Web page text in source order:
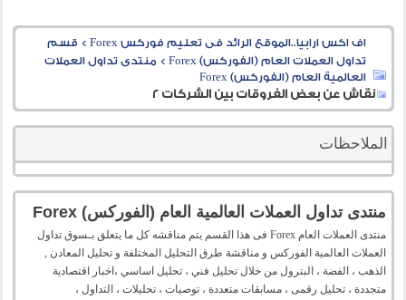
اف اكس ارابيا..الموقع الرائد فى تعليم فوركس Forex > قسم
تداول العملات العام (الفوركس) Forex
> منتدى تداول العملات
العالمية العام (الفوركس) Forex
نقاش عن بعض الفروقات بين الشركات 2
الملاحظات
منتدى تداول العملات العالمية العام (الفوركس) Forex
منتدى العملات العام Forex فى هذا القسم يتم مناقشه كل ما يتعلق بـسوق تداول
العملات العالمية الفوركس و مناقشة طرق التحليل المختلفة و تحليل المعادن ,
الذهب ، الفضة ، البترول من خلال تحليل فني ، تحليل اساسي ،اخبار اقتصادية
متجددة ، تحليل رقمى ، مسابقات متعددة ، توصيات ، تحليلات ، التداول ،